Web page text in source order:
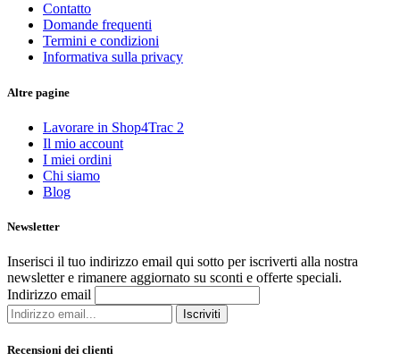
Contatto
Domande frequenti
Termini e condizioni
Informativa sulla privacy
Altre pagine
Lavorare in Shop4Trac 2
Il mio account
I miei ordini
Chi siamo
Blog
Newsletter
Inserisci il tuo indirizzo email qui sotto per iscriverti alla nostra
newsletter e rimanere aggiornato su sconti e offerte speciali.
Indirizzo email
Iscriviti
Recensioni dei clienti